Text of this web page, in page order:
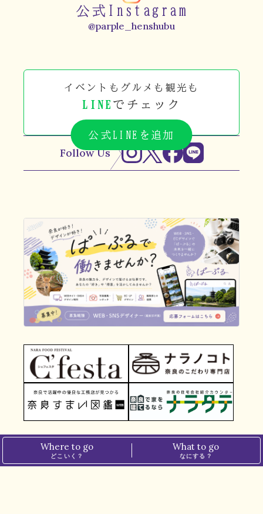
公式Instagram
@parple_henshubu
イベントもグルメも観光も
LINE でチェック
公式LINEを追加
Follow Us
Where to go
どこいく？
What to go
なにする？